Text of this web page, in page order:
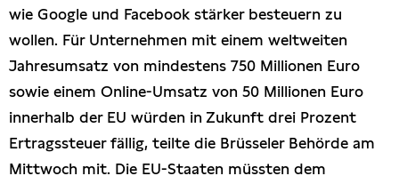
wie Google und Facebook stärker besteuern zu
wollen. Für Unternehmen mit einem weltweiten
Jahresumsatz von mindestens 750 Millionen Euro
sowie einem Online-Umsatz von 50 Millionen Euro
innerhalb der EU würden in Zukunft drei Prozent
Ertragssteuer fällig, teilte die Brüsseler Behörde am
Mittwoch mit. Die EU-Staaten müssten dem